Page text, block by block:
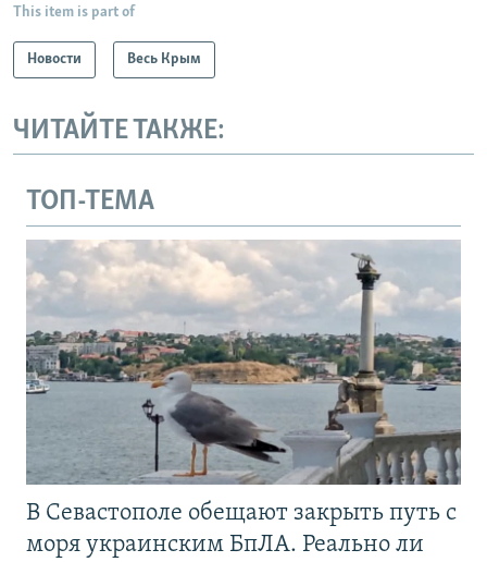
This item is part of
Новости Весь Крым
ЧИТАЙТЕ ТАКЖЕ:
ТОП-ТЕМА
В Севастополе обещают закрыть путь с
моря украинским БпЛА. Реально ли